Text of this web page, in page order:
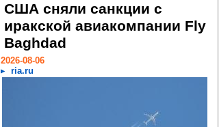
США сняли санкции с
иракской авиакомпании Fly
Baghdad
2026-08-06
ria.ru